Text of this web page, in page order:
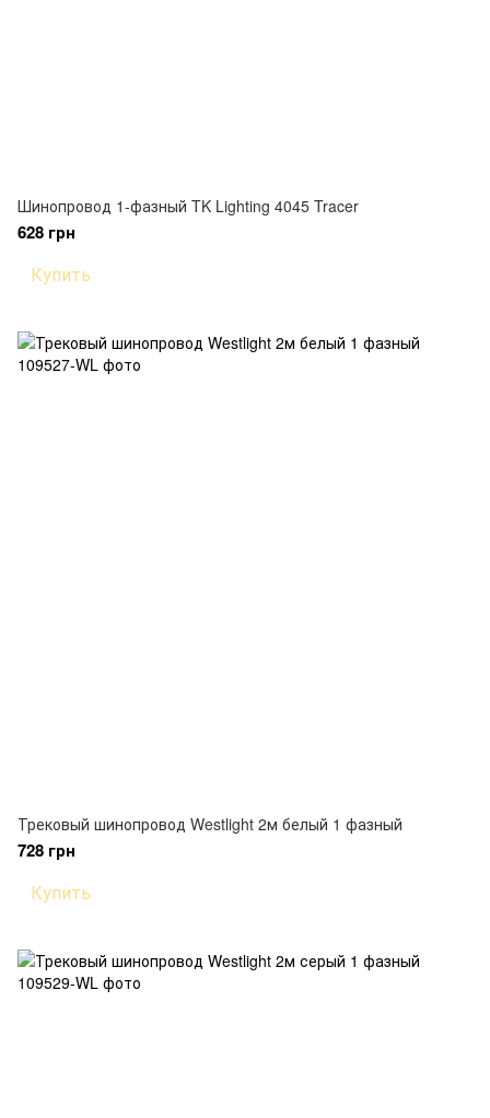
Шинопровод 1-фазный TK Lighting 4045 Tracer
628 грн
Купить
Трековый шинопровод Westlight 2м белый 1 фазный
728 грн
Купить